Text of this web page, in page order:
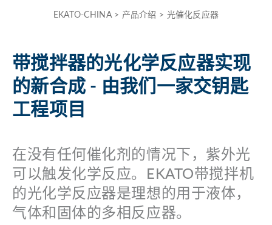
the
answer
to
your
Search for:
EKATO-CHINA> 产品介绍 > 光催化反应器
带搅拌器的光化学反应器实现
的新合成 - 由我们一家交钥匙
工程项目
在没有任何催化剂的情况下，紫外光
可以触发化学反应。EKATO带搅拌机
的光化学反应器是理想的用于液体，
气体和固体的多相反应器。